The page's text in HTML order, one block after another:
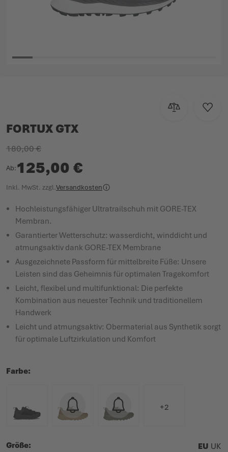
Zur Zur
FORTUX GTX
Ab 125,00 €
180,00 €
Inkl. MwSt. zzgl.Versandkosten
Hochleistungsfähiger Ultratrailschuh mit GORE-TEX
Membran.
Garantierter Wetterschutz: wasserdicht, winddicht und
atmungsaktiv dank GORE-TEX Membrane
Ausgezeichnete Passform für mittelbreite Füße: Unsere
Leisten sind das Geheimnis für optimalen Tragekomfort
Leicht, flexibel und multifunktional: Die perfekte
Kombination aus neuester Technik und traditionellem
Handwerk
Leicht und atmungsaktiv: Obermaterial aus Synthetik sorgt
für optimale Luftzirkulation und Komfort
Farbe
+2
Größe EU UK